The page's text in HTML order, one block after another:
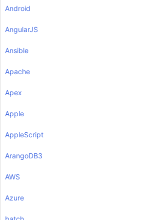
Android
AngularJS
Ansible
Apache
Apex
Apple
AppleScript
ArangoDB3
AWS
Azure